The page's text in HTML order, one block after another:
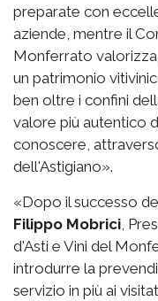
preparate con
aziende, mentre il
Monferrato
un patrimonio
ben oltre i confini
valore più autentico
conoscere,
dell'Astigiano».
«Dopo il successo
Filippo Mobrici,
d'Asti e Vini del
introdurre la
servizio in più ai